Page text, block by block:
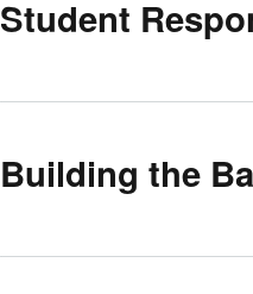
Student
Building the